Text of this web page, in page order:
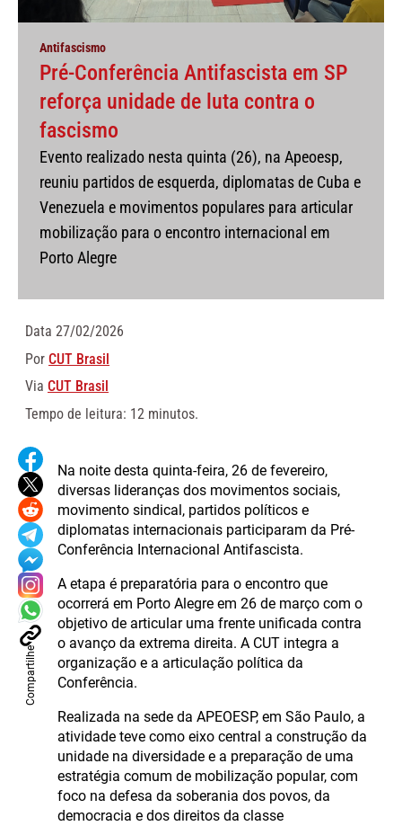
Antifascismo
Pré-Conferência Antifascista em SP
reforça unidade de luta contra o
fascismo
Evento realizado nesta quinta (26), na Apeoesp,
reuniu partidos de esquerda, diplomatas de Cuba e
Venezuela e movimentos populares para articular
mobilização para o encontro internacional em
Porto Alegre
Data 27/02/2026
Por CUT Brasil
Via CUT Brasil
Tempo de leitura: 12 minutos.
Compartilhe
Na noite desta quinta-feira, 26 de fevereiro,
diversas lideranças dos movimentos sociais,
movimento sindical, partidos políticos e
diplomatas internacionais participaram da Pré-
Conferência Internacional Antifascista.
A etapa é preparatória para o encontro que
ocorrerá em Porto Alegre em 26 de março com o
objetivo de articular uma frente unificada contra
o avanço da extrema direita. A CUT integra a
organização e a articulação política da
Conferência.
Realizada na sede da APEOESP, em São Paulo, a
atividade teve como eixo central a construção da
unidade na diversidade e a preparação de uma
estratégia comum de mobilização popular, com
foco na defesa da soberania dos povos, da
democracia e dos direitos da classe